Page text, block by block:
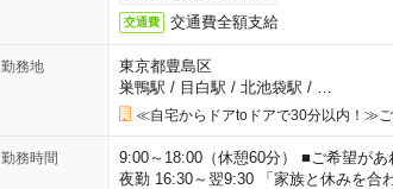
交通費 交通費全額支給
勤務地
東京都豊島区
巣鴨駅 / 目白駅 / 北池袋駅 /
≪自宅からドアtoドアで30分以内！≫ご
勤務時間
9:00～18:00（休憩60分） ■ご希望が
夜勤 16:30～翌9:30 「家族と休みを合